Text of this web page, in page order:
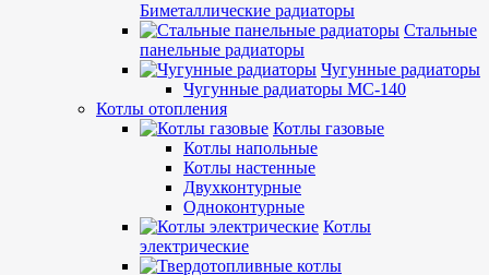
Биметаллические радиаторы
Стальные
панельные радиаторы
Чугунные радиаторы
Чугунные радиаторы МС-140
Котлы отопления
Котлы газовые
Котлы напольные
Котлы настенные
Двухконтурные
Одноконтурные
Котлы
электрические